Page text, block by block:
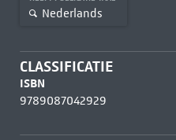
Nederlands
CLASSIFICATIE
ISBN
9789087042929